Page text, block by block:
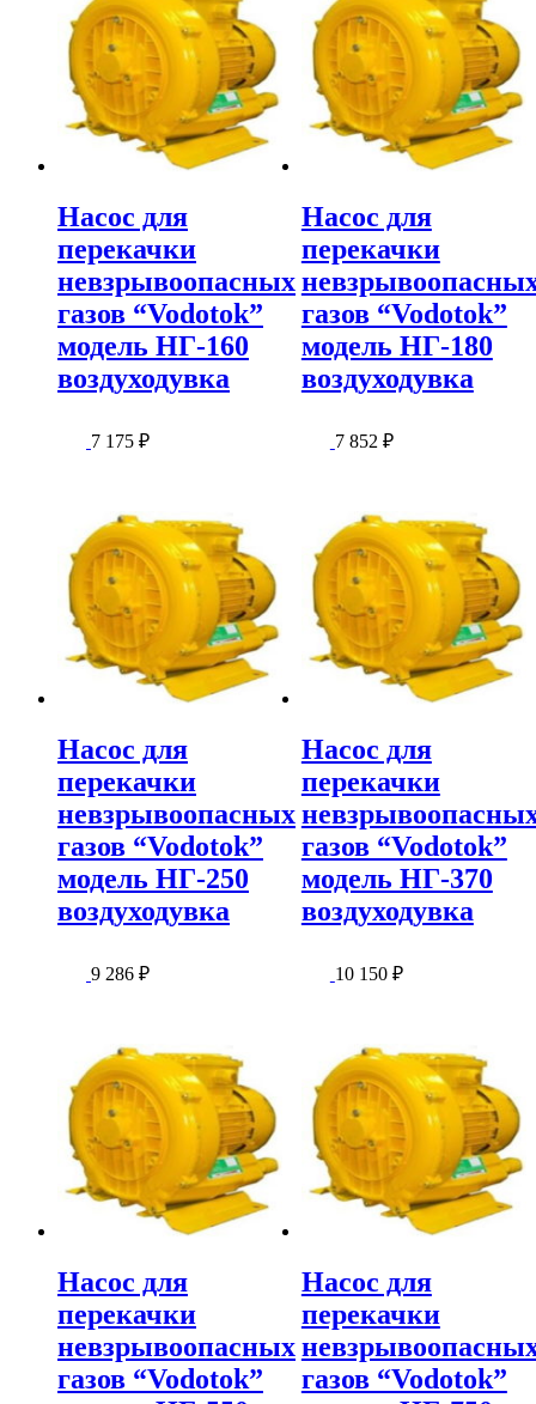
Насос для
перекачки
невзрывоопасных
газов “Vodotok”
модель НГ-160
воздуходувка
7 175 ₽
Насос для
перекачки
газов “Vodotok”
модель НГ-180
воздуходувка
7 852 ₽
Насос для
перекачки
невзрывоопасных
газов “Vodotok”
модель НГ-250
воздуходувка
9 286 ₽
Насос для
перекачки
газов “Vodotok”
модель НГ-370
воздуходувка
10 150 ₽
Насос для
перекачки
невзрывоопасных
газов “Vodotok”
Насос для
перекачки
газов “Vodotok”